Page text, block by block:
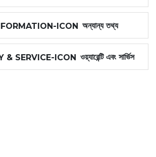
অন্যান্য তথ্য
ওয়্যারেন্টি এবং সার্ভিস